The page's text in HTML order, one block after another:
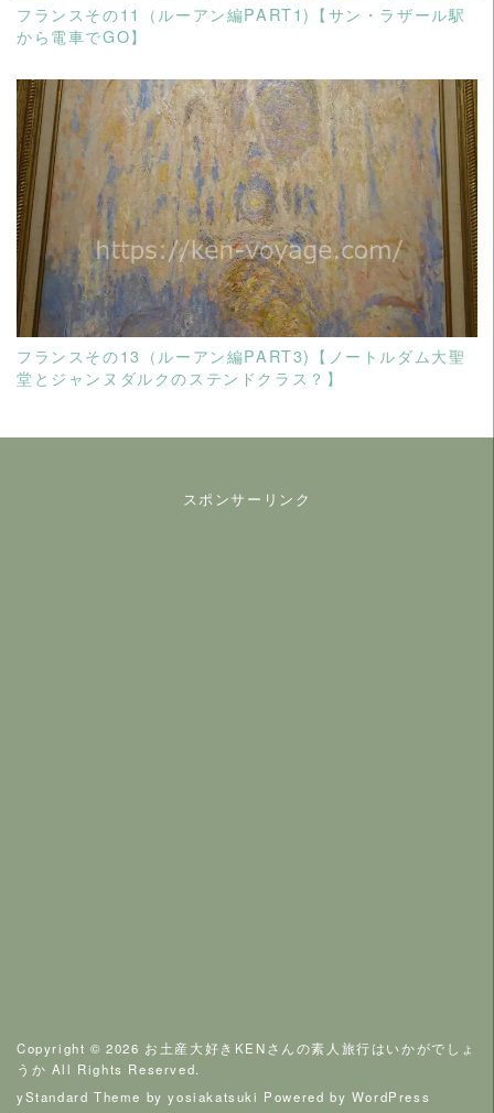
フランスその11（ルーアン編PART1)【サン・ラザール駅
から電車でGO】
READ MORE
フランスその13（ルーアン編PART3)【ノートルダム大聖
堂とジャンヌダルクのステンドクラス？】
スポンサーリンク
Copyright © 2026 お土産大好きKENさんの素人旅行はいかがでしょ
うか All Rights Reserved.
yStandard Theme byyosiakatsuki Powered by WordPress